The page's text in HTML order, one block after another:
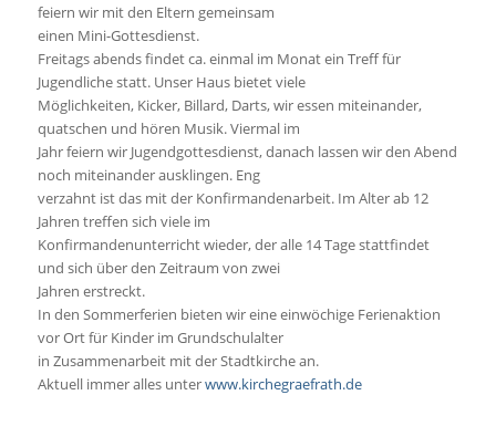
feiern wir mit den Eltern gemeinsam
einen Mini-Gottesdienst.
Freitags abends findet ca. einmal im Monat ein Treff für
Jugendliche statt. Unser Haus bietet viele
Möglichkeiten, Kicker, Billard, Darts, wir essen miteinander,
quatschen und hören Musik. Viermal im
Jahr feiern wir Jugendgottesdienst, danach lassen wir den Abend
noch miteinander ausklingen. Eng
verzahnt ist das mit der Konfirmandenarbeit. Im Alter ab 12
Jahren treffen sich viele im
Konfirmandenunterricht wieder, der alle 14 Tage stattfindet
und sich über den Zeitraum von zwei
Jahren erstreckt.
In den Sommerferien bieten wir eine einwöchige Ferienaktion
vor Ort für Kinder im Grundschulalter
in Zusammenarbeit mit der Stadtkirche an.
Aktuell immer alles unterwww.kirchegraefrath.de